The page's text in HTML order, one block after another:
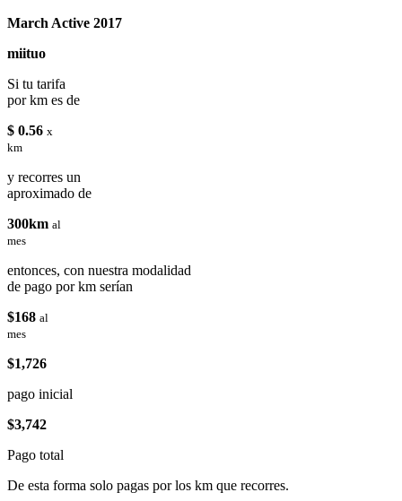
March Active 2017
miituo
Si tu tarifa
por km es de
$ 0.56 x
km
y recorres un
aproximado de
300km al
mes
entonces, con nuestra modalidad
de pago por km serían
$168 al
mes
$1,726
pago inicial
$3,742
Pago total
De esta forma solo pagas por los km que recorres.